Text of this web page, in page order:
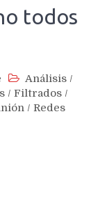
todos
Análisis /
/ Filtrados /
/ Redes